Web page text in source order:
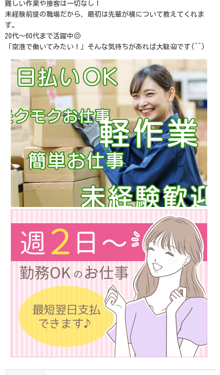
難しい作業や接客は一切なし！
未経験前提の職場だから、最初は先輩が横について教えてくれま
す。
20代～60代まで活躍中◎
「空港で働いてみたい！」そんな気持ちがあれば大歓迎です(^^)